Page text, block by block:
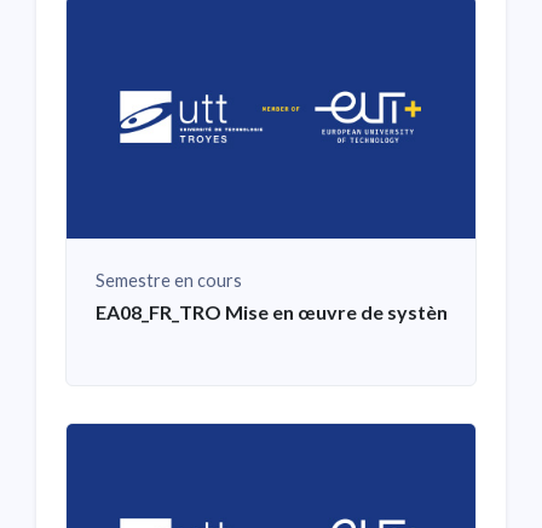
Semestre en cours
EA08_FR_TRO Mise en œuvre de systèmes